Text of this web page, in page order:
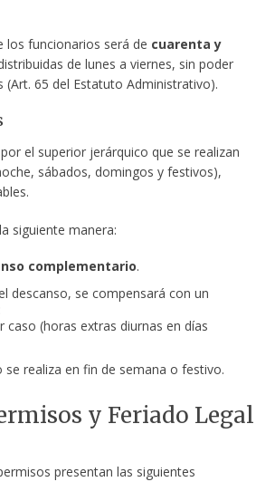
los funcionarios será de cuarenta y
de lunes a viernes, sin poder
(Art. 65 del Estatuto Administrativo).
el superior jerárquico que se realizan
sábados, domingos y festivos),
siguiente manera:
complementario.
descanso, se compensará con un
caso (horas extras diurnas en días
se realiza en fin de semana o festivo.
y Feriado Legal
presentan las siguientes